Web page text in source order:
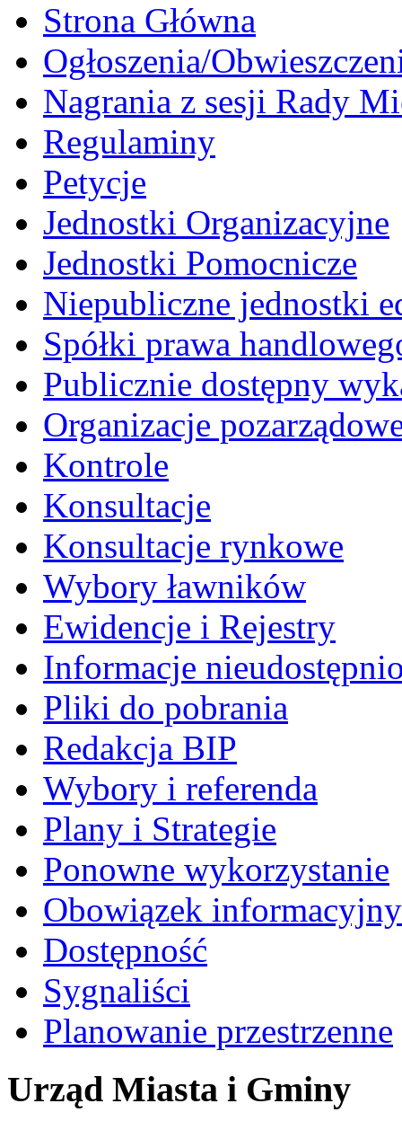
Strona Główna
Ogłoszenia/
Nagrania z sesji Rady
Regulaminy
Petycje
Jednostki Organizacyjne
Jednostki Pomocnicze
Niepubliczne jednostki
Spółki prawa
Publicznie dostępny
Organizacje
Kontrole
Konsultacje
Konsultacje rynkowe
Wybory ławników
Ewidencje i Rejestry
Informacje
Pliki do pobrania
Redakcja BIP
Wybory i referenda
Plany i Strategie
Ponowne wykorzystanie
Obowiązek informacyjny
Dostępność
Sygnaliści
Planowanie przestrzenne
Urząd Miasta i Gminy